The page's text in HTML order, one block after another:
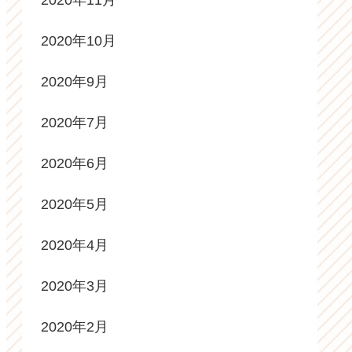
2020年10月
2020年9月
2020年7月
2020年6月
2020年5月
2020年4月
2020年3月
2020年2月